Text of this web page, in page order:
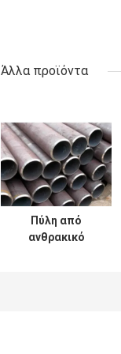
Άλλα προϊόντα
Πύλη από
ανθρακικό